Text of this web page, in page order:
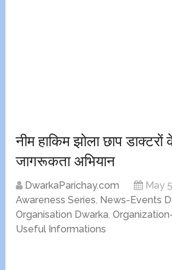
नीम हाकिम झोला छाप
जागरूकता अभियान
DwarkaParichay.com
May
Awareness Series, News-Events
Organisation Dwarka,
Useful Informations